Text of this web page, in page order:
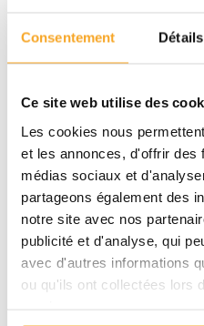
Consentement Détails
Ce site web utilise des
Les cookies nous
et les annonces, d'offrir des
médias sociaux et
partageons également des
notre site avec nos
publicité et d'analyse, qui
avec d'autres informations
ou qu'ils ont collectées lors